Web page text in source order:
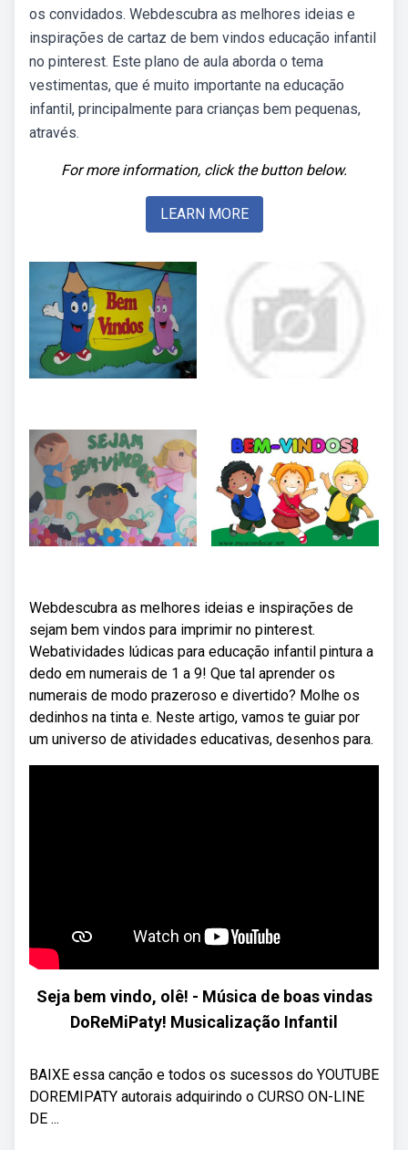
os convidados. Webdescubra as melhores ideias e
inspirações de cartaz de bem vindos educação infantil
no pinterest. Este plano de aula aborda o tema
vestimentas, que é muito importante na educação
infantil, principalmente para crianças bem pequenas,
através.
For more information, click the button below.
LEARN MORE
Webdescubra as melhores ideias e inspirações de
sejam bem vindos para imprimir no pinterest.
Webatividades lúdicas para educação infantil pintura a
dedo em numerais de 1 a 9! Que tal aprender os
numerais de modo prazeroso e divertido? Molhe os
dedinhos na tinta e. Neste artigo, vamos te guiar por
um universo de atividades educativas, desenhos para.
Seja bem vindo, olê! - Música de boas vindas
DoReMiPaty! Musicalização Infantil
BAIXE essa canção e todos os sucessos do YOUTUBE
DOREMIPATY autorais adquirindo o CURSO ON-LINE
DE ...